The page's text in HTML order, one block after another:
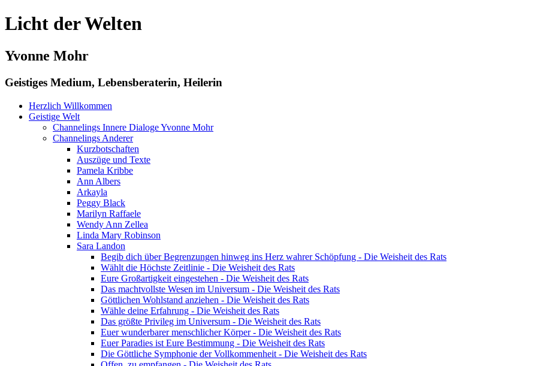
Licht der Welten
Yvonne Mohr
Geistiges Medium, Lebensberaterin, Heilerin
Herzlich Willkommen
Geistige Welt
Channelings Innere Dialoge Yvonne Mohr
Channelings Anderer
Kurzbotschaften
Auszüge und Texte
Pamela Kribbe
Ann Albers
Arkayla
Peggy Black
Marilyn Raffaele
Wendy Ann Zellea
Linda Mary Robinson
Sara Landon
Begib dich über Begrenzungen hinweg ins Herz wahrer Schöpfung - Die Weisheit des Rats
Wählt die Höchste Zeitlinie - Die Weisheit des Rats
Eure Großartigkeit eingestehen - Die Weisheit des Rats
Das machtvollste Wesen im Universum - Die Weisheit des Rats
Göttlichen Wohlstand anziehen - Die Weisheit des Rats
Wähle deine Erfahrung - Die Weisheit des Rats
Das größte Privileg im Universum - Die Weisheit des Rats
Euer wunderbarer menschlicher Körper - Die Weisheit des Rats
Euer Paradies ist Eure Bestimmung - Die Weisheit des Rats
Die Göttliche Symphonie der Vollkommenheit - Die Weisheit des Rats